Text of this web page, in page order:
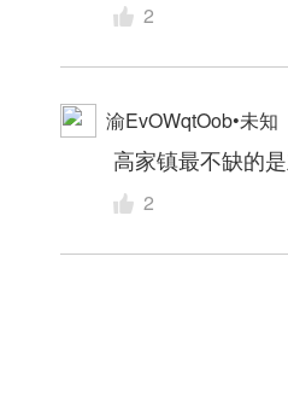
2
渝EvOWqtOob•未知
高家镇最不缺的
2